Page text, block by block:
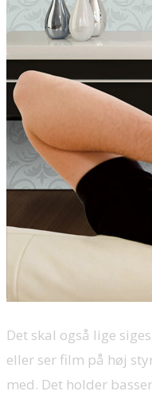
Det skal også lige
eller ser film på høj
med. Det holder